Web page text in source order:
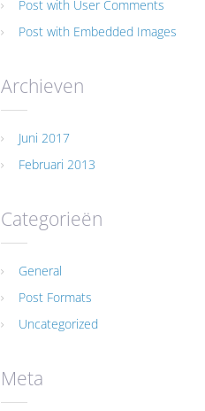
Post with User Comments
Post with Embedded Images
Archieven
Juni 2017
Februari 2013
Categorieën
General
Post Formats
Uncategorized
Meta